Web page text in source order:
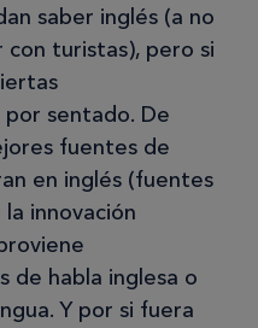
saber inglés (a no
con turistas), pero si
sentado. De
fuentes de
en inglés (fuentes
innovación
de habla inglesa o
Y por si fuera